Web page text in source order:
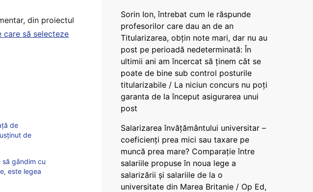
din proiectul
să selecteze
de
de
gândim cu
este legea
Sorin Ion, întrebat cum le răspunde
profesorilor care dau an de an
Titularizarea, obțin note mari, dar nu au
post pe perioadă nedeterminată: În
ultimii ani am încercat să ținem cât se
poate de bine sub control posturile
titularizabile / La niciun concurs nu poți
garanta de la început asigurarea unui
post
Salarizarea învățământului universitar –
coeficienți prea mici sau taxare pe
muncă prea mare? Comparație între
salariile propuse în noua lege a
salarizării și salariile de la o
universitate din Marea Britanie / Op Ed,